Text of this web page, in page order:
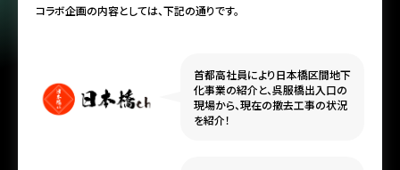
コラボ企画の内容としては、下記の通りです。
首都高社員により日本橋区間地下
化事業の紹介と、呉服橋出入口の
現場から、現在の撤去工事の状況
を紹介！